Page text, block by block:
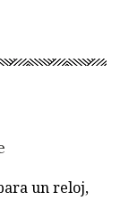
un reloj,